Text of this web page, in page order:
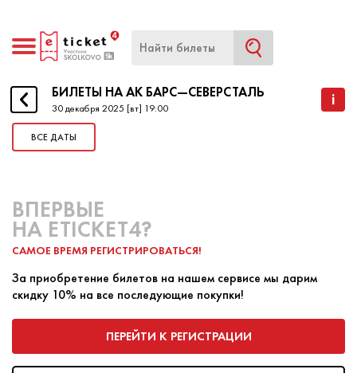
БИЛЕТЫ НА АК БАРС—СЕВЕРСТАЛЬ
НАЧАЛО
Спешите купить билеты на матч Ак Барс—
Северсталь!
ПРОДАЖА БИЛЕТА
БИЛЕТЫ НА АК БАРС—СЕВЕРСТАЛЬ
30 декабря 2025 [вт] 19:00 i
ВСЕ ДАТЫ
ВПЕРВЫЕ
НА ETICKET4?
САМОЕ ВРЕМЯ РЕГИСТРИРОВАТЬСЯ!
За приобретение билетов на нашем сервисе мы дарим
скидку 10% на все последующие покупки!
ПЕРЕЙТИ К РЕГИСТРАЦИИ